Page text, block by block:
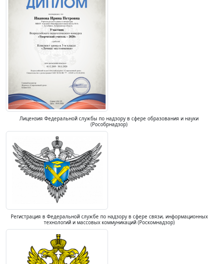
Лицензия Федеральной службы по надзору в сфере образования и науки
(Рособрнадзор)
Регистрация в Федеральной службе по надзору в сфере связи, информационных
технологий и массовых коммуникаций (Роскомнадзор)